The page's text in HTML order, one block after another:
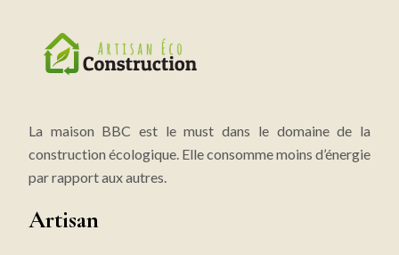
La maison BBC est le must dans le domaine de la
construction écologique. Elle consomme moins d’énergie
par rapport aux autres.
Artisan